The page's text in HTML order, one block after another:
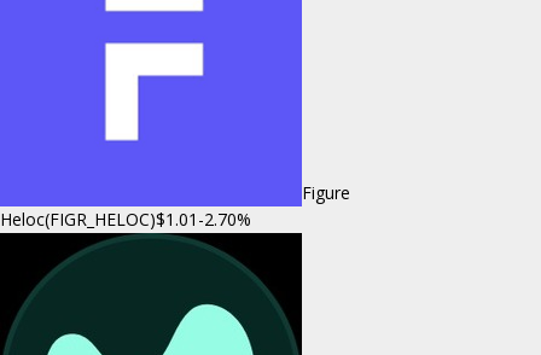
Figure
Heloc(FIGR_HELOC)$1.01 -2.70%